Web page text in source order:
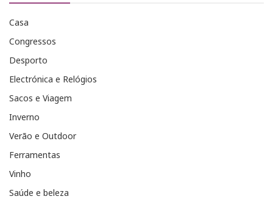
Casa
Congressos
Desporto
Electrónica e Relógios
Sacos e Viagem
Inverno
Verão e Outdoor
Ferramentas
Vinho
Saúde e beleza